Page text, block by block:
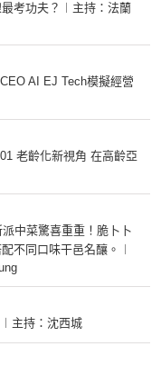
考功夫？︱主持：法蘭
AI EJ Tech模擬經營
老齡化新視角 在高齡亞
派中菜驚喜重重！脆卜卜
不同口味干邑名釀。︱
主持：沈西城